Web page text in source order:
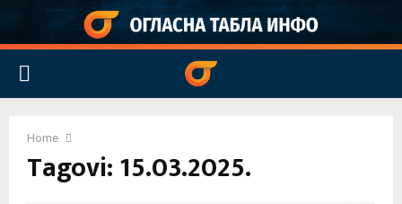
PRIMARY
Home
Tagovi: 15.03.2025.